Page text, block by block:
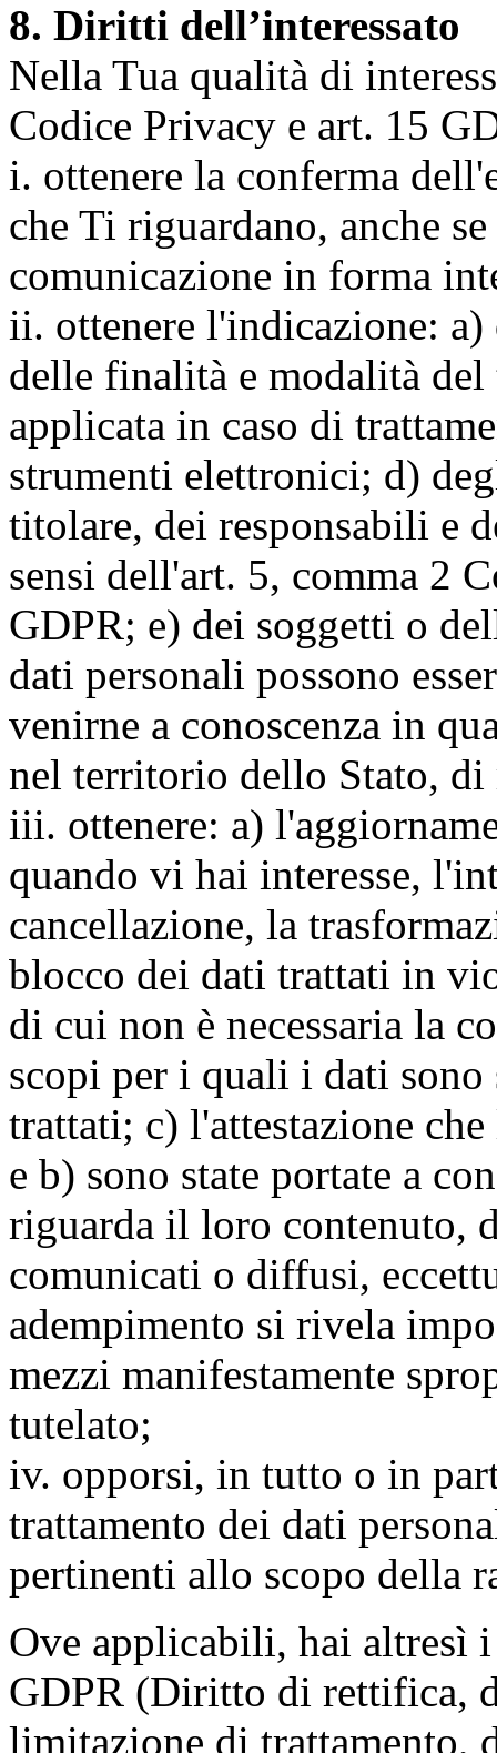
8. Diritti dell’interessato
Nella Tua qualità di
Codice Privacy e art. 15
i. ottenere la conferma
che Ti riguardano, anche
comunicazione in forma
ii. ottenere l'indicazione:
delle finalità e modalità
applicata in caso di
strumenti elettronici; d)
titolare, dei responsabili e
sensi dell'art. 5, comma 2
GDPR; e) dei soggetti o
dati personali possono
venirne a conoscenza in
nel territorio dello Stato,
iii. ottenere: a)
quando vi hai interesse,
cancellazione, la
blocco dei dati trattati in
di cui non è necessaria la
scopi per i quali i dati sono
trattati; c) l'attestazione
e b) sono state portate a
riguarda il loro contenuto,
comunicati o diffusi,
adempimento si rivela
mezzi manifestamente
tutelato;
iv. opporsi, in tutto o in
trattamento dei dati
pertinenti allo scopo della
Ove applicabili, hai
GDPR (Diritto di rettifica,
limitazione di trattamento,